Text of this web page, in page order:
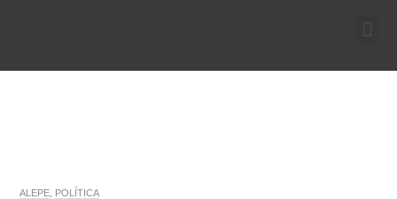
ALEPE POLÍTICA